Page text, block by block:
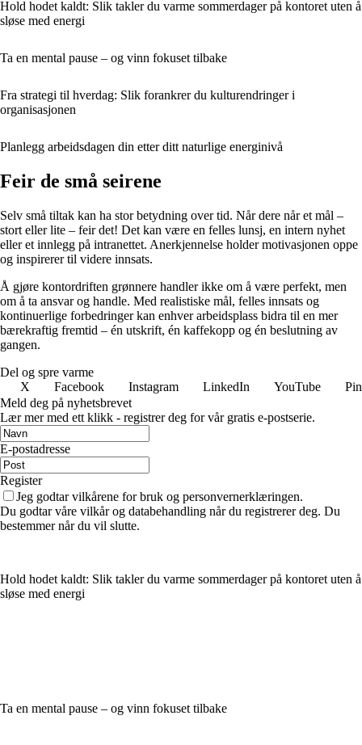
Hold hodet kaldt: Slik takler du varme sommerdager på kontoret uten å
sløse med energi
Ta en mental pause – og vinn fokuset tilbake
Fra strategi til hverdag: Slik forankrer du kulturendringer i
organisasjonen
Planlegg arbeidsdagen din etter ditt naturlige energinivå
Feir de små seirene
Selv små tiltak kan ha stor betydning over tid. Når dere når et mål –
stort eller lite – feir det! Det kan være en felles lunsj, en intern nyhet
eller et innlegg på intranettet. Anerkjennelse holder motivasjonen oppe
og inspirerer til videre innsats.
Å gjøre kontordriften grønnere handler ikke om å være perfekt, men
om å ta ansvar og handle. Med realistiske mål, felles innsats og
kontinuerlige forbedringer kan enhver arbeidsplass bidra til en mer
bærekraftig fremtid – én utskrift, én kaffekopp og én beslutning av
gangen.
Del og spre varme
X
Facebook Instagram LinkedIn YouTube
Meld deg på nyhetsbrevet
Lær mer med ett klikk - registrer deg for vår gratis e-postserie.
E-postadresse
Register
Jeg godtar vilkårene for bruk og personvernerklæringen.
Du godtar våre vilkår og databehandling når du registrerer deg. Du
bestemmer når du vil slutte.
Hold hodet kaldt: Slik takler du varme sommerdager på kontoret uten å
sløse med energi
Ta en mental pause – og vinn fokuset tilbake